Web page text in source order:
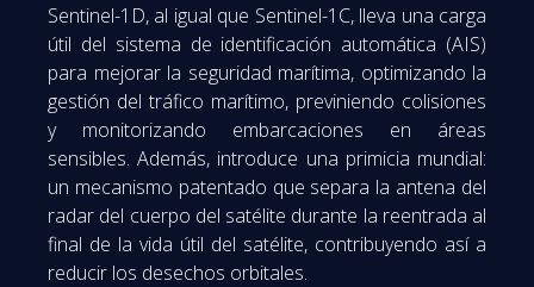
Sentinel-1D, al igual que Sentinel-1C, lleva una carga
útil del sistema de identificación automática (AIS)
para mejorar la seguridad marítima, optimizando la
gestión del tráfico marítimo, previniendo colisiones
y monitorizando embarcaciones en áreas
sensibles. Además, introduce una primicia mundial:
un mecanismo patentado que separa la antena del
radar del cuerpo del satélite durante la reentrada al
final de la vida útil del satélite, contribuyendo así a
reducir los desechos orbitales.